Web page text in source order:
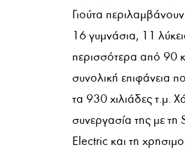
Γιούτα
16 γυμνάσια, 11
περισσότερα από 90
συνολική επιφάνεια
τα 930 χιλιάδες τ.μ.
συνεργασία της με τη
Electric και τη